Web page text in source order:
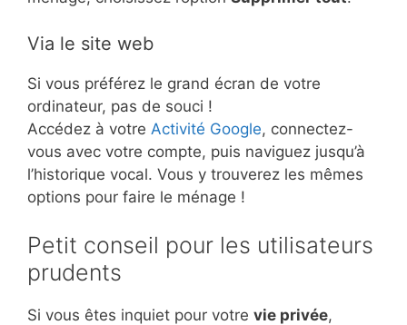
Via le site web
Si vous préférez le grand écran de votre
ordinateur, pas de souci !
Accédez à votre Activité Google, connectez-
vous avec votre compte, puis naviguez jusqu’à
l’historique vocal. Vous y trouverez les mêmes
options pour faire le ménage !
Petit conseil pour les utilisateurs
prudents
Si vous êtes inquiet pour votre vie privée,